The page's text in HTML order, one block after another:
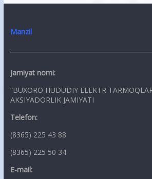
Manzil
Jamiyat nomi:
“BUXORO HUDUDIY ELEKTR
AKSIYADORLIK JAMIYATI
Telefon:
(8365) 225 43 88
(8365) 225 50 34
E-mail: